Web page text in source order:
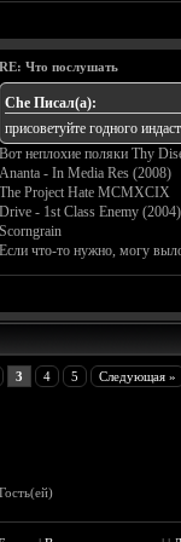
RE: Что послушать
Che Писал(а):
присоветуйте годного
Вот неплохие поляки Thy
Ananta - In Media Res (2008)
The Project Hate MCMXCIX
Drive - 1st Class Enemy (2004)
Scorngrain
Если что-то нужно, могу
3 4 5 Следующая »